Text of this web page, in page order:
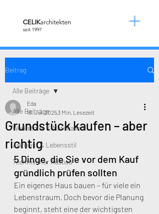
seit 1997
​CELIKarchitekten
Beitrag
Alle Beiträge
Werkstoffe & Materialien
Zeitgeist & Lebensstil
Technischer Ausbau
Alle Beiträge
Grundstück kaufen – aber
richtig
Eda
16. Juli 20253 Min. Lesezeit
5 Dinge, die Sie vor dem Kauf
gründlich prüfen sollten
Ein eigenes Haus bauen – für viele ein
Lebenstraum. Doch bevor die Planung
beginnt, steht eine der wichtigsten